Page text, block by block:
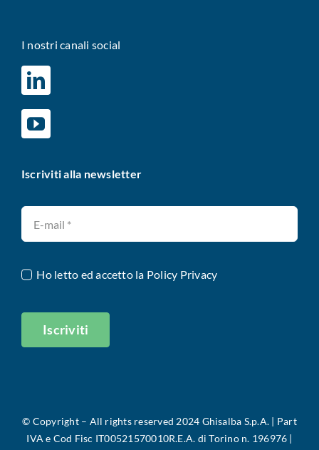
I nostri canali social
Iscriviti alla newsletter
Ho letto ed accetto la Policy Privacy
Iscriviti
© Copyright – All rights reserved 2024 Ghisalba S.p.A. | Part
IVA e Cod Fisc IT00521570010R.E.A. di Torino n. 196976 |